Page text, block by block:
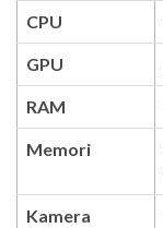
CPU
GPU
RAM
Memori
Kamera